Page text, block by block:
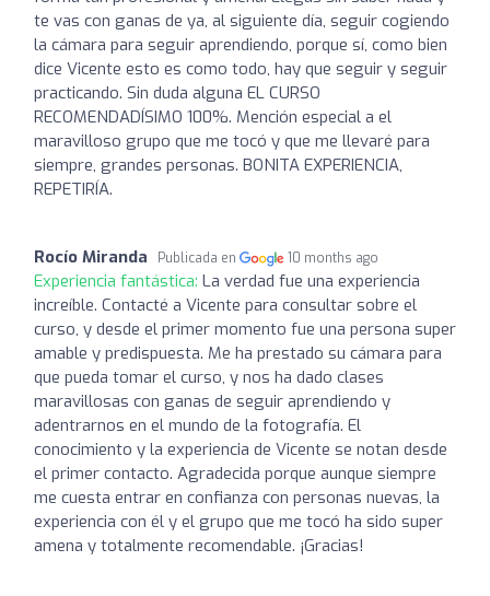
te vas con ganas de ya, al siguiente día, seguir cogiendo
la cámara para seguir aprendiendo, porque sí, como bien
dice Vicente esto es como todo, hay que seguir y seguir
practicando. Sin duda alguna EL CURSO
RECOMENDADÍSIMO 100%. Mención especial a el
maravilloso grupo que me tocó y que me llevaré para
siempre, grandes personas. BONITA EXPERIENCIA,
REPETIRÍA.
Rocío Miranda Publicada en 10 months ago
Experiencia fantástica: La verdad fue una experiencia
increíble. Contacté a Vicente para consultar sobre el
curso, y desde el primer momento fue una persona super
amable y predispuesta. Me ha prestado su cámara para
que pueda tomar el curso, y nos ha dado clases
maravillosas con ganas de seguir aprendiendo y
adentrarnos en el mundo de la fotografía. El
conocimiento y la experiencia de Vicente se notan desde
el primer contacto. Agradecida porque aunque siempre
me cuesta entrar en confianza con personas nuevas, la
experiencia con él y el grupo que me tocó ha sido super
amena y totalmente recomendable. ¡Gracias!